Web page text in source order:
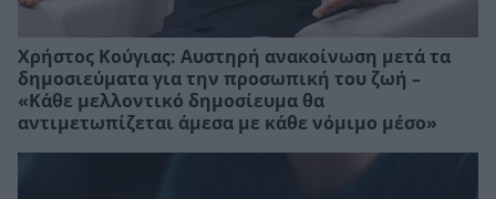
Χρήστος Κούγιας: Αυστηρή ανακοίνωση μετά τα
δημοσιεύματα για την προσωπική του ζωή –
«Κάθε μελλοντικό δημοσίευμα θα
αντιμετωπίζεται άμεσα με κάθε νόμιμο μέσο»